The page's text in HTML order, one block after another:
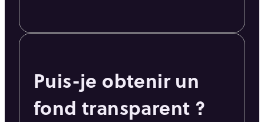
Puis-je obtenir un
fond transparent ?